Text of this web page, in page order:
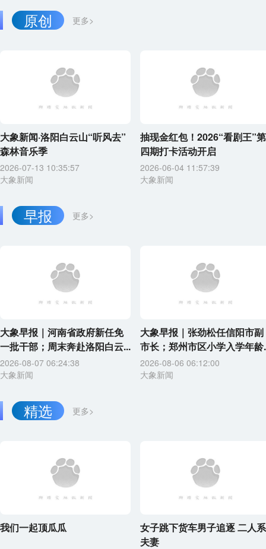
更多>
原创
大象新闻·洛阳白云山“听风去”
森林音乐季
2026-07-13 10:35:57
大象新闻
抽现金红包！2026“看剧王”第
四期打卡活动开启
2026-06-04 11:57:39
大象新闻
更多>
早报
大象早报｜河南省政府新任免
一批干部；周末奔赴洛阳白云...
2026-08-07 06:24:38
大象新闻
大象早报｜张劲松任信阳市副
市长；郑州市区小学入学年龄
2026-08-06 06:12:00
大象新闻
更多>
精选
我们一起顶瓜瓜
女子跳下货车男子追逐 二人系
夫妻